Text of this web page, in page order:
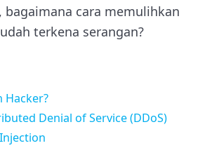
cara memulihkan
terkena serangan?
Hacker?
Denial of Service (DDoS)